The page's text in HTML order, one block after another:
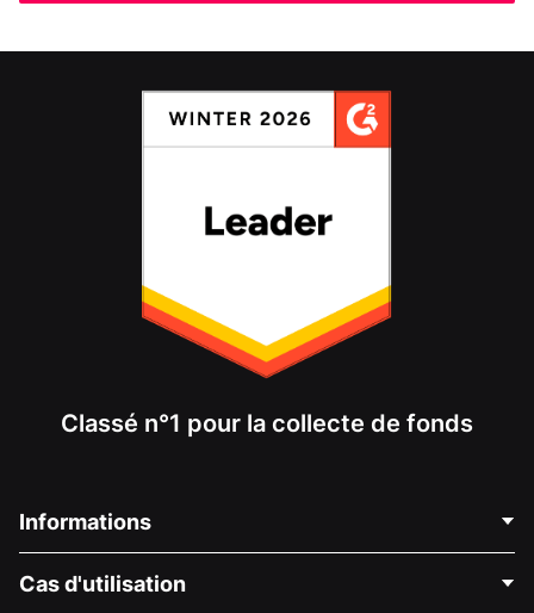
Classé n°1 pour la collecte de fonds
Informations
À propos de nous
Cas d'utilisation